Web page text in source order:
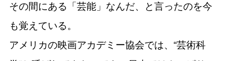
その間にある「芸能」なんだ、と言ったのを今
も覚えている。
アメリカの映画アカデミー協会では、“芸術科